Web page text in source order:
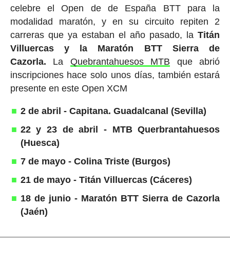
celebre el Open de de España BTT para la
modalidad maratón, y en su circuito repiten 2
carreras que ya estaban el año pasado, laTitán
Villuercas y la Maratón BTT Sierra de
Cazorla. La Quebrantahuesos MTB que abrió
inscripciones hace solo unos días, también estará
presente en este Open XCM
2 de abril - Capitana. Guadalcanal (Sevilla)
22 y 23 de abril - MTB Querbrantahuesos
(Huesca)
7 de mayo - Colina Triste (Burgos)
21 de mayo - Titán Villuercas (Cáceres)
18 de junio - Maratón BTT Sierra de Cazorla
(Jaén)